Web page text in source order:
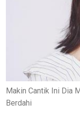
Makin Cantik Ini Dia
Berdahi